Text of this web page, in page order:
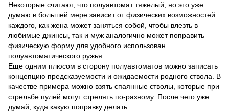
Некоторые считают, что полуавтомат тяжелый, но это уже
думаю в большей мере зависит от физических возможностей
каждого, как жена может заняться собой, чтобы влезть в
любимые джинсы, так и муж аналогично может поправить
физическую форму для удобного использован
полуавтоматического ружья.
Еще одним плюсом в сторону полуавтоматов можно записать
концепцию предсказуемости и ожидаемости родного ствола. В
качестве примера можно взять спаянные стволы, которые при
стрельбе пулей могут стрелять по-разному. После чего уже
думай, куда какую поправку делать.